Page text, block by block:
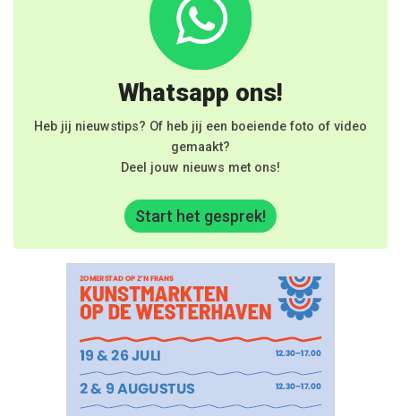
Whatsapp ons!
Heb jij nieuwstips? Of heb jij een boeiende foto of video
gemaakt?
Deel jouw nieuws met ons!
Start het gesprek!